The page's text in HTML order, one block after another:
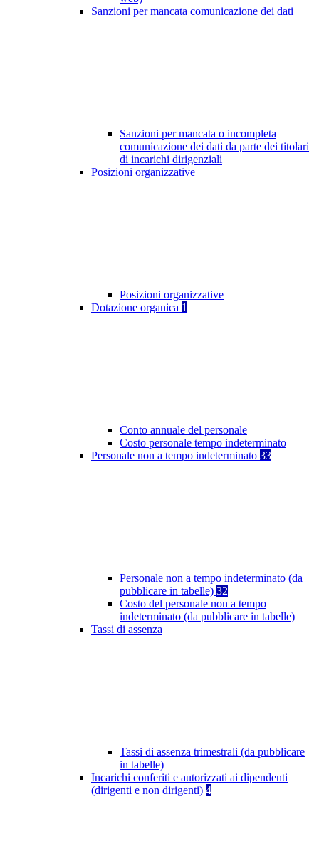
Sanzioni per mancata comunicazione dei dati
Sanzioni per mancata o incompleta
comunicazione dei dati da parte dei titolari
di incarichi dirigenziali
Posizioni organizzative
Posizioni organizzative
Dotazione organica 1
Conto annuale del personale
Costo personale tempo indeterminato
Personale non a tempo indeterminato 33
Personale non a tempo indeterminato (da
pubblicare in tabelle) 32
Costo del personale non a tempo
indeterminato (da pubblicare in tabelle)
Tassi di assenza
Tassi di assenza trimestrali (da pubblicare
in tabelle)
Incarichi conferiti e autorizzati ai dipendenti
(dirigenti e non dirigenti) 4